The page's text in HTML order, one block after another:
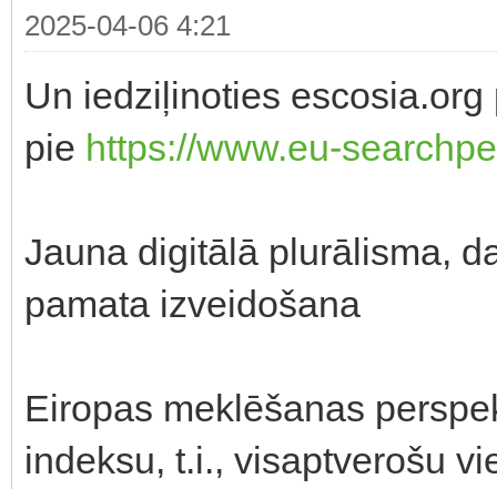
2025-04-06 4:21
Un iedziļinoties
pie https://www.eu-
Jauna digitālā plurālisma,
pamata izveidošana
Eiropas meklēšanas
indeksu, t.i., visaptverošu